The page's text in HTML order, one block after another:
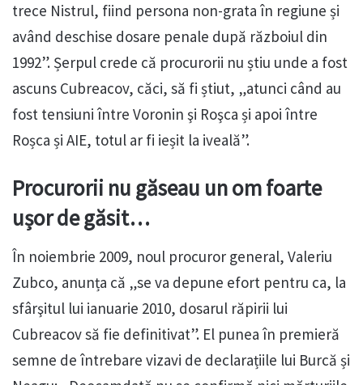
trece Nistrul, fiind persona non-grata în regiune și
având deschise dosare penale după războiul din
1992”. Șerpul crede că procurorii nu știu unde a fost
ascuns Cubreacov, căci, să fi știut, „atunci când au
fost tensiuni între Voronin şi Roşca și apoi între
Roșca și AIE, totul ar fi ieșit la iveală”.
Procurorii nu găseau un om foarte
ușor de găsit…
În noiembrie 2009, noul procuror general, Valeriu
Zubco, anunța că „se va depune efort pentru ca, la
sfârşitul lui ianuarie 2010, dosarul răpirii lui
Cubreacov să fie definitivat”. El punea în premieră
semne de întrebare vizavi de declarațiile lui Burcă și